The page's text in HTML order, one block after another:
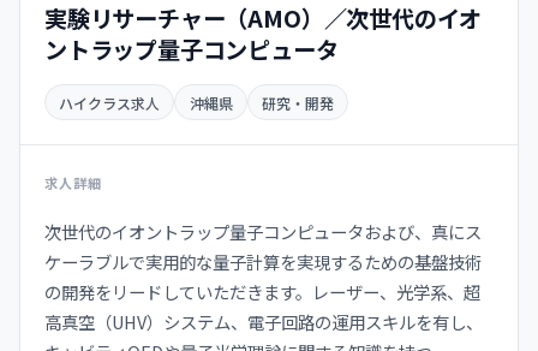
実験リサーチャー（AMO）／次世代のイオ
ントラップ量子コンピュータ
ハイクラス求人 沖縄県 研究・開発
求人詳細
次世代のイオントラップ量子コンピュータおよび、真にス
ケーラブルで実用的な量子計算を実現するための基盤技術
の開発をリードしていただきます。レーザー、光学系、超
高真空（UHV）システム、電子回路の運用スキルを有し、